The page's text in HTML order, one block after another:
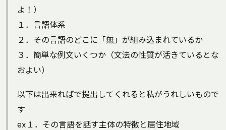
よ！）
１．言語体系
２．その言語のどこに「無」が組み込まれているか
３．簡単な例文いくつか（文法の性質が活きているとな
およい）
以下は出来ればで提出してくれると私がうれしいもので
す
ex１．その言語を話す主体の特徴と居住地域